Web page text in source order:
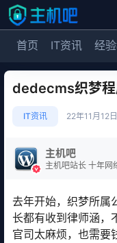
首页 IT资讯 经
dedecms织梦程
IT资讯 22年11月12日
主机吧
主机吧站长 十年网络运维经验，精通安
去年开始，织梦所属
长都有收到律师涵，
官司太麻烦，也需要